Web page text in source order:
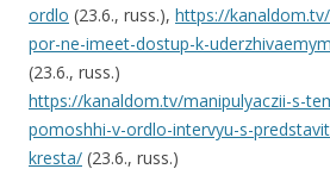
ordlo (23.6., russ.), https://
por-ne-imeet-dostup-k-
(23.6., russ.)
https://kanaldom.tv/manipulyaczii-s-
pomoshhi-v-ordlo-intervyu-s-
kresta/ (23.6., russ.)